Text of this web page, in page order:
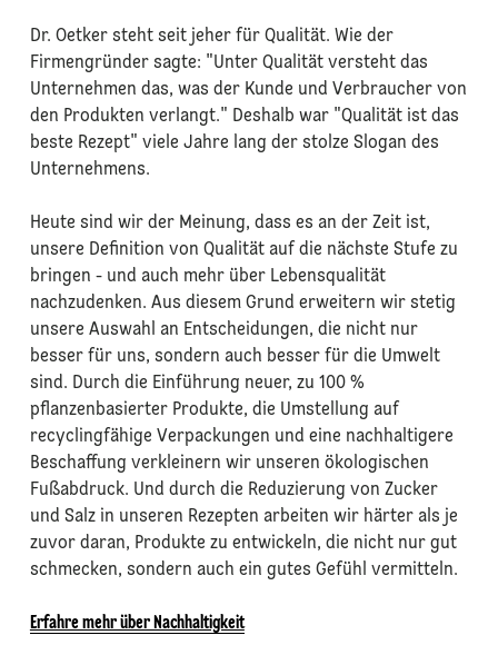
Dr. Oetker steht seit jeher für Qualität. Wie der
Firmengründer sagte: "Unter Qualität versteht das
Unternehmen das, was der Kunde und Verbraucher von
den Produkten verlangt." Deshalb war "Qualität ist das
beste Rezept" viele Jahre lang der stolze Slogan des
Unternehmens.
Heute sind wir der Meinung, dass es an der Zeit ist,
unsere Definition von Qualität auf die nächste Stufe zu
bringen - und auch mehr über Lebensqualität
nachzudenken. Aus diesem Grund erweitern wir stetig
unsere Auswahl an Entscheidungen, die nicht nur
besser für uns, sondern auch besser für die Umwelt
sind. Durch die Einführung neuer, zu 100 %
pflanzenbasierter Produkte, die Umstellung auf
recyclingfähige Verpackungen und eine nachhaltigere
Beschaffung verkleinern wir unseren ökologischen
Fußabdruck. Und durch die Reduzierung von Zucker
und Salz in unseren Rezepten arbeiten wir härter als je
zuvor daran, Produkte zu entwickeln, die nicht nur gut
schmecken, sondern auch ein gutes Gefühl vermitteln.
Erfahre mehr über Nachhaltigkeit